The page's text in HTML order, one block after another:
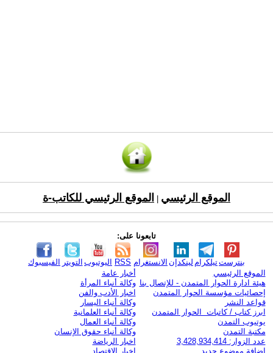
الموقع الرئيسي الموقع الرئيسي للكاتب-ة
تابعونا على:
الفيسبوك التويتر اليوتيوب RSS الانستغرام لينكدإن تيلكرامبنترست
الموقع الرئيسي
هيئة ادارة الحوار المتمدن - للإتصال بنا
إحصائيات مؤسسة الحوار المتمدن
قواعد النشر
ابرز كتاب / كاتبات الحوار المتمدن
يوتيوب التمدن
مكتبة التمدن
عدد الزوار: 3,428,934,414
اضافة موضوع جديد
أخبار عامة
وكالة أنباء المرأة
اخبار الأدب والفن
وكالة أنباء اليسار
وكالة أنباء العلمانية
وكالة أنباء العمال
وكالة أنباء حقوق الإنسان
اخبار الرياضة
اخبار الاقتصاد